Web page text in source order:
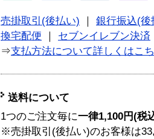
売掛取引(後払い)
銀行振込(後
換宅配便
セブンイレブン決済
⇒支払方法について詳しくはこ
送料について
1つのご注文毎に一律1,100円(税
※売掛取引(後払い)のお客様は